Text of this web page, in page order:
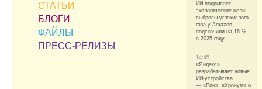
СТАТЬИ
БЛОГИ
ФАЙЛЫ
ПРЕСС-РЕЛИЗЫ
ИИ подрывает
экологические цели:
выбросы углекислого
газа у Amazon
подскочили на 16 %
в 2025 году
14:45
«Яндекс»
разрабатывает новые
ИИ-устройства
— «Пин», «Хронум» и